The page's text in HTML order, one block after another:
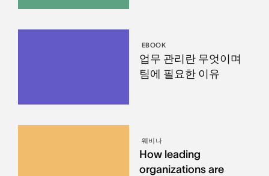
EBOOK
업무 관리란 무엇이며
팀에 필요한 이유
웨비나
How leading
organizations are